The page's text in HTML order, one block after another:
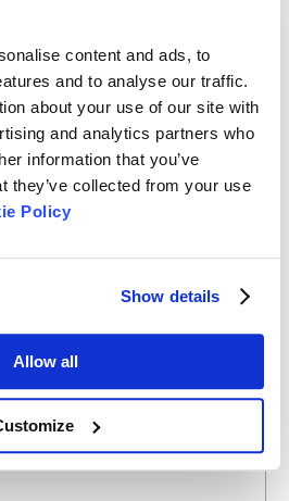
content and ads, to
and to analyse our traffic.
about your use of our site with
and analytics partners who
information that you’ve
they’ve collected from your use
Policy
Show details
Allow all
de Bettersize con el
estratégico y la
bienvenida a más
para que se unan a nosotros en
a proporcionar
de primer nivel, sino
análisis de partículas. Una
instrumentos. Nuestra
recurso educativo para cualquiera
análisis de partículas, desde los
técnicas avanzadas.